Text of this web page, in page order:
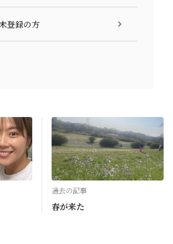
登録の方
過去の記事
春が来た